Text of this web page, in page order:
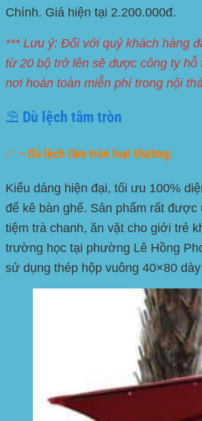
Chính. Giá hiện tại 2.200.000đ.
*** Lưu ý: Đối với quý khách hàng
từ 20 bộ trở lên sẽ được công ty hỗ
nơi hoàn toàn miễn phí trong nội
⛱️ Dù lệch tâm tròn
✅ – Dù lệch tâm tròn loại thường:
Kiểu dáng hiện đại, tối ưu 100%
để kê bàn ghế. Sản phẩm rất được
tiệm trà chanh, ăn vặt cho giới trẻ
trường học tại phường Lê Hồng
sử dụng thép hộp vuông 40×80